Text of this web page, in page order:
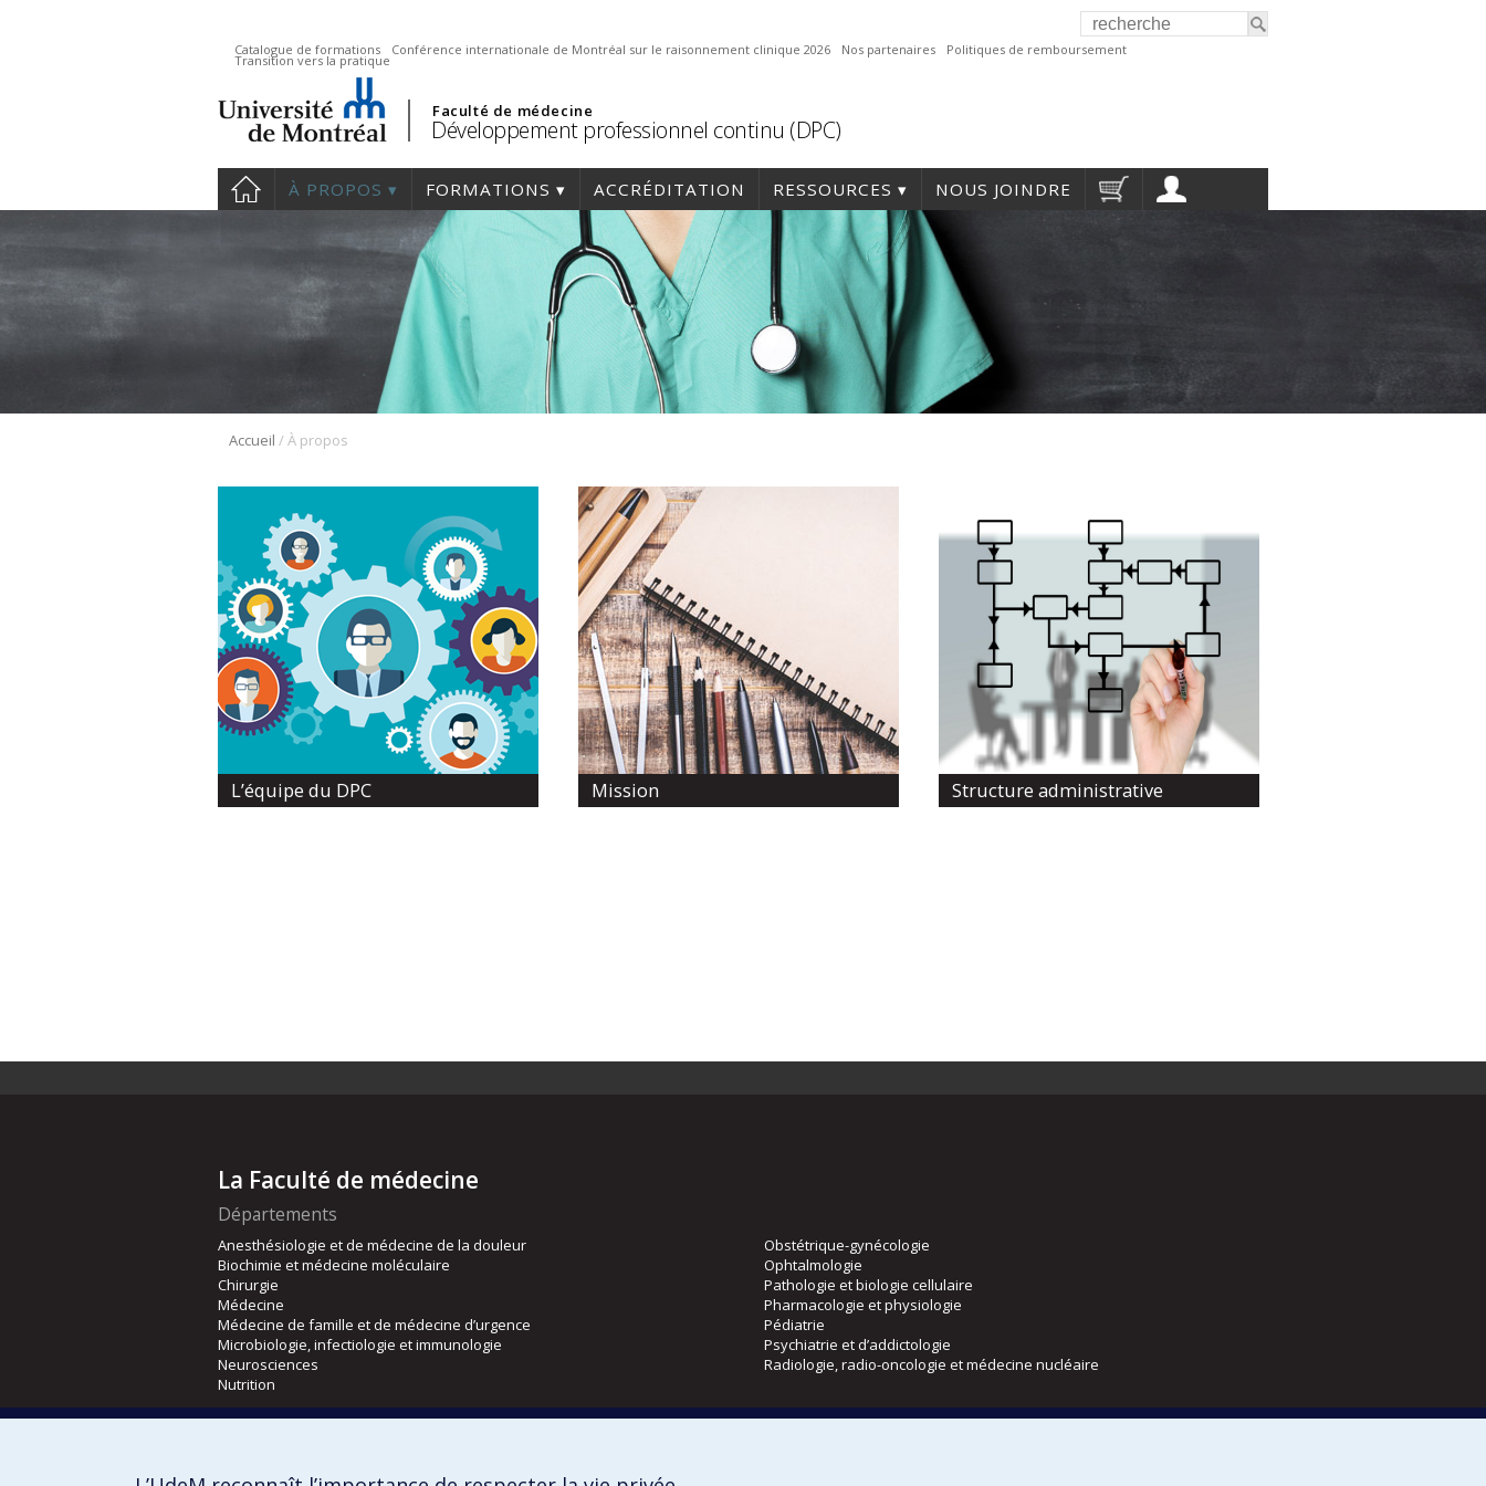
Catalogue de formations Conférence internationale de Montréal sur le raisonnement clinique 2026 Nos partenaires Politiques de remboursement
Transition vers la pratique
Faculté de médecine
Développement professionnel continu (DPC)
À PROPOS FORMATIONS ACCRÉDITATION RESSOURCES NOUS JOINDRE
Accueil /À propos
L’équipe du DPC Mission Structure administrative
La Faculté de médecine
Départements
Anesthésiologie et de médecine de la douleur
Biochimie et médecine moléculaire
Chirurgie
Médecine
Médecine de famille et de médecine d’urgence
Microbiologie, infectiologie et immunologie
Neurosciences
Nutrition
Obstétrique-gynécologie
Ophtalmologie
Pathologie et biologie cellulaire
Pharmacologie et physiologie
Pédiatrie
Psychiatrie et d’addictologie
Radiologie, radio-oncologie et médecine nucléaire